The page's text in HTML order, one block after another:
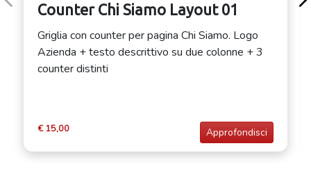
Counter Chi Siamo Layout 01
Griglia con counter per pagina Chi Siamo. Logo
Azienda + testo descrittivo su due colonne + 3
counter distinti
€ 15,00 Approfondisci